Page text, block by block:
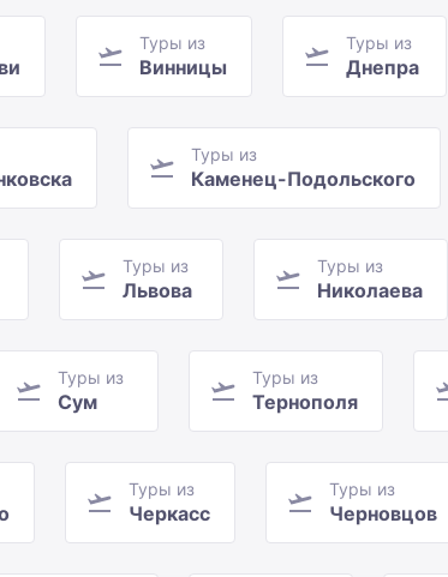
Туры из
Винницы
Туры из
Днепра
Туры из
Каменец-Подольского
Туры из
Львова
Туры из
Николаева
Туры из
Сум
Туры из
Тернополя
Туры из
Черкасс
Туры из
Черновцов